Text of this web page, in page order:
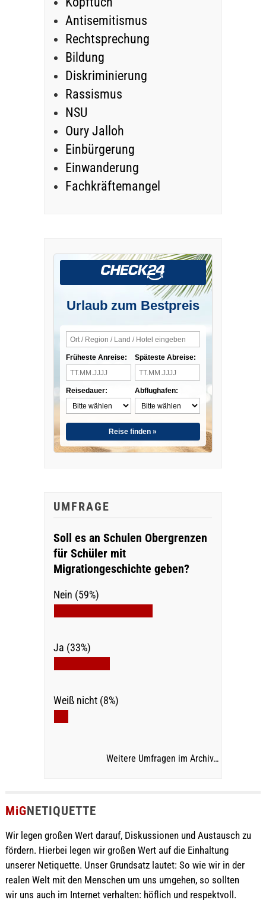
Antisemitismus
Rechtsprechung
Bildung
Diskriminierung
Rassismus
NSU
Oury Jalloh
Einbürgerung
Einwanderung
Fachkräftemangel
Urlaub zum Bestpreis
Früheste Anreise:
Reisedauer:
Späteste Abreise:
Abflughafen:
Reise finden »
UMFRAGE
Soll es an Schulen Obergrenzen
für Schüler mit
Migrationgeschichte geben?
Nein (59%)
Ja (33%)
Weiß nicht (8%)
Weitere Umfragen im Archiv…
MiGNETIQUETTE
Wir legen großen Wert darauf, Diskussionen und Austausch zu
fördern. Hierbei legen wir großen Wert auf die Einhaltung
unserer Netiquette. Unser Grundsatz lautet: So wie wir in der
realen Welt mit den Menschen um uns umgehen, so sollten
wir uns auch im Internet verhalten: höflich und respektvoll.